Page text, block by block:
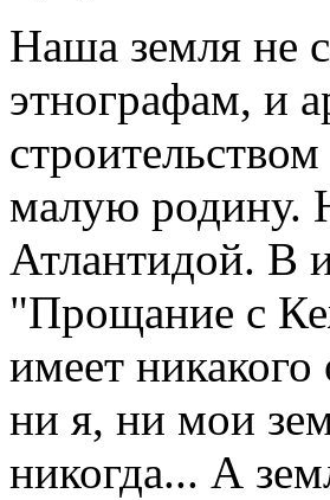
Наша земля не
этнографам, и
малую родину.
Атлантидой. В
"Прощание с
имеет
ни я, ни мои
никогда... А